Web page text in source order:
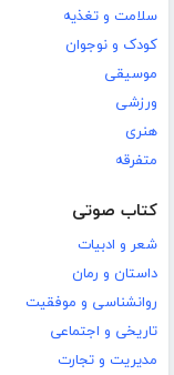
سلامت و تغذیه
کودک و نوجوان
موسیقی
ورزشی
هنری
متفرقه
کتاب صوتی
شعر و ادبیات
داستان و رمان
روانشناسی و موفقیت
تاریخی و اجتماعی
مدیریت و تجارت